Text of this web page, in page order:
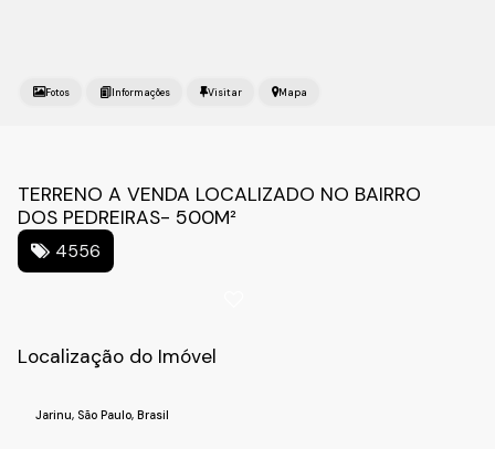
Fotos Mapa
TERRENO A VENDA LOCALIZADO NO BAIRRO
DOS PEDREIRAS- 500M²
4556
Localização do Imóvel
Jarinu, São Paulo,Brasil